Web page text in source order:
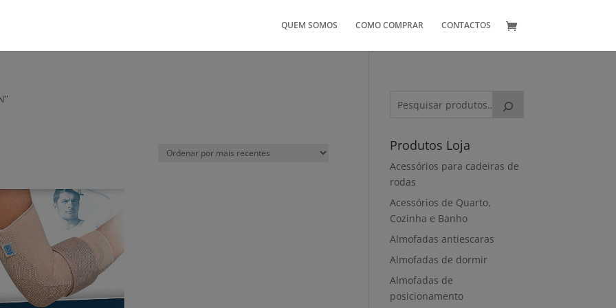
QUEM SOMOS COMO COMPRAR CONTACTOS
Produtos Loja
Acessórios para cadeiras de
rodas
Acessórios de Quarto,
Cozinha e Banho
Almofadas antiescaras
Almofadas de dormir
Almofadas de
posicionamento